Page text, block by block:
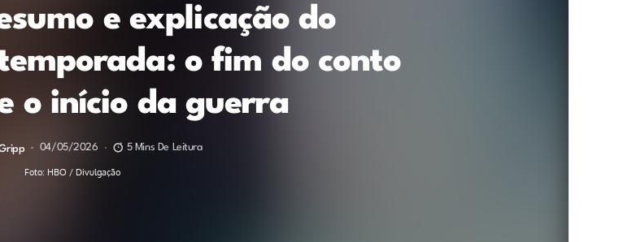
e explicação do
o fim do conto
o início da guerra
04/05/2026 5 Mins De Leitura
Foto: HBO / Divulgação